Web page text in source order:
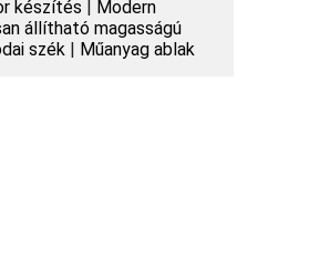
készítés | Modern
állítható magasságú
szék| Műanyag ablak